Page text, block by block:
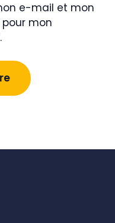
e-mail et mon
mon